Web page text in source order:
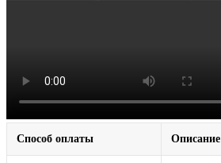
Способ оплаты Описание